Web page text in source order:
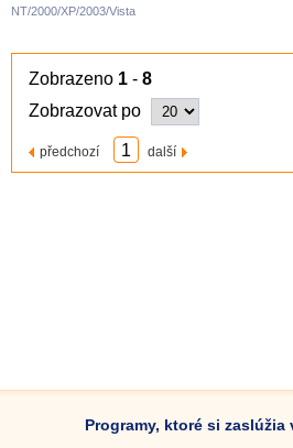
NT/2000/XP/2003/Vista
Zobrazeno 1 - 8
Zobrazovat po
předchozí 1 další
Programy, ktoré si